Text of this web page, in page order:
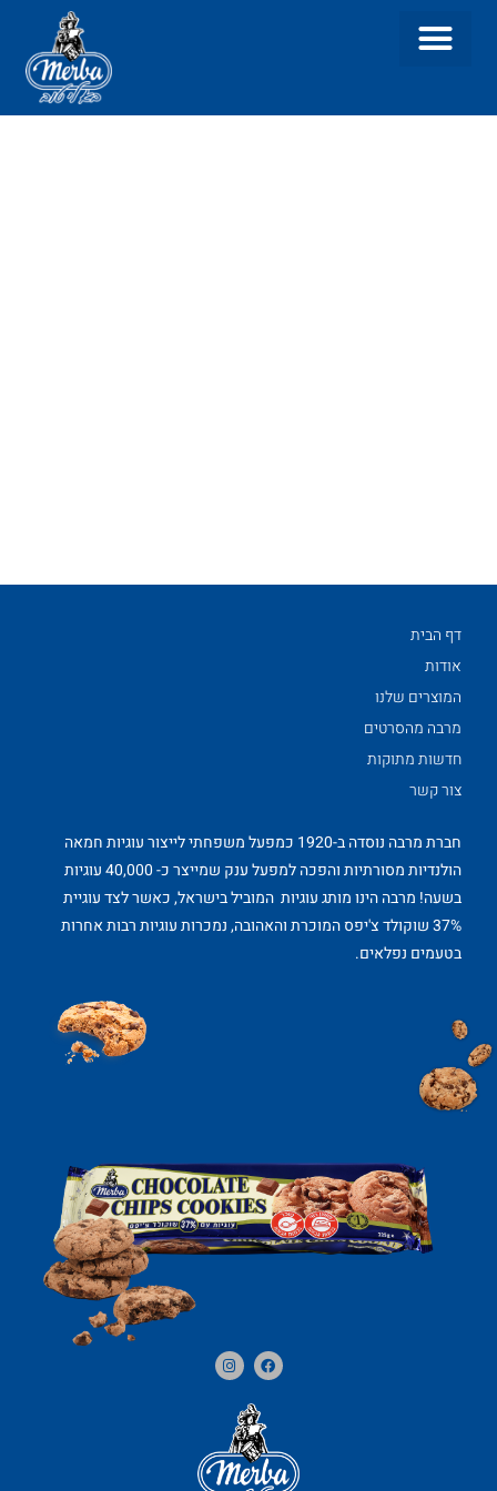
דף הבית
אודות
המוצרים שלנו
מרבה מהסרטים
חדשות מתוקות
צור קשר
חברת מרבה נוסדה ב-1920 כמפעל משפחתי לייצור עוגיות חמאה
הולנדיות מסורתיות והפכה למפעל ענק שמייצר כ- 40,000 עוגיות
בשעה! מרבה הינו מותג עוגיות המוביל בישראל, כאשר לצד עוגיית
37% שוקולד צ'יפס המוכרת והאהובה, נמכרות עוגיות רבות אחרות
בטעמים נפלאים.